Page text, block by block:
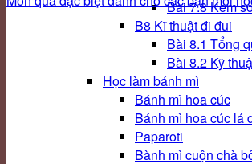
Bài 7.8 Kem
B8 Kĩ thuật đi đui
Bài 8.1 Tổng
Bài 8.2 Kỹ
Học làm bánh mì
Bánh mì hoa cúc
Bánh mì hoa cúc lá
Paparoti
Bành mì cuộn chà